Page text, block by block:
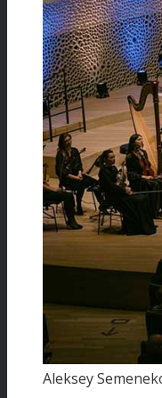
Aleksey